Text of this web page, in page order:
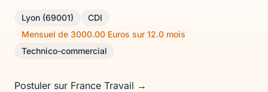
Lyon (69001)
CDI
Mensuel de 3000.00 Euros sur 12.0 mois
Technico-commercial
Postuler sur France Travail →